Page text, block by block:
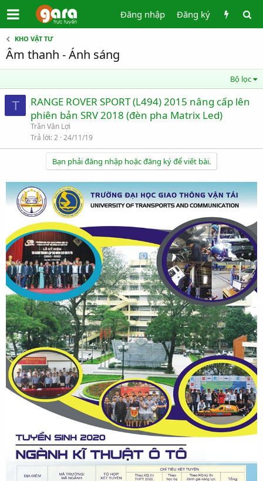
Đăng nhập Đăng ký
KHO VẬT TƯ
Âm thanh - Ánh sáng
Bộ lọc
T
RANGE ROVER SPORT (L494) 2015 nâng cấp lên
phiên bản SRV 2018 (đèn pha Matrix Led)
Trần Văn Lợi
Trả lời 2 24/11/19
Bạn phải đăng nhập hoặc đăng ký để viết bài.